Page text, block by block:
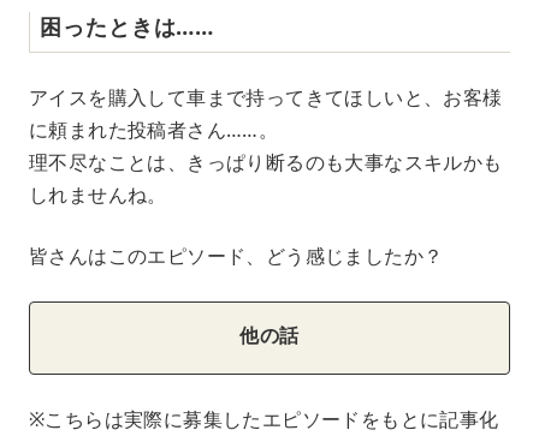
困ったときは……
アイスを購入して車まで持ってきてほしいと、お客様
に頼まれた投稿者さん……。
理不尽なことは、きっぱり断るのも大事なスキルかも
しれませんね。
皆さんはこのエピソード、どう感じましたか？
他の話
※こちらは実際に募集したエピソードをもとに記事化